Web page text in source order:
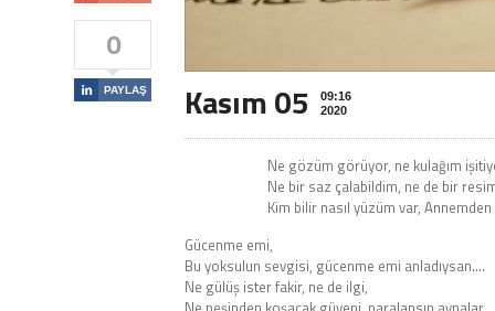
0
 PAYLAŞ Kasım 05
09:16
2020
Ne gözüm görüyor, ne kulağım
Ne bir saz çalabildim, ne de bir
Kim bilir nasıl yüzüm var,
Gücenme emi,
Bu yoksulun sevgisi, gücenme emi anladıysan….
Ne gülüş ister fakir, ne de ilgi,